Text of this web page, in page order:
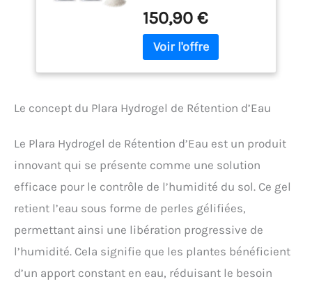
libérant progressivement
aux racines. Pour de
meilleurs résultats,
l'activer Effet durable –
maintient l'humidité du
L'hydrogel absorbe l'eau
comme une éponge, la
agit comme un arrosage
automatique pendant les
la structure du sol –
L'hydrogel empêche le
150,90 €
Le concept du Plara Hydrogel de Rétention d’Eau
Le Plara Hydrogel de Rétention d’Eau est un produit
innovant qui se présente comme une solution
efficace pour le contrôle de l’humidité du sol. Ce gel
retient l’eau sous forme de perles gélifiées,
permettant ainsi une libération progressive de
l’humidité. Cela signifie que les plantes bénéficient
d’un apport constant en eau, réduisant le besoin